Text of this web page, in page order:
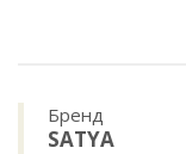
Бренд
SATYA